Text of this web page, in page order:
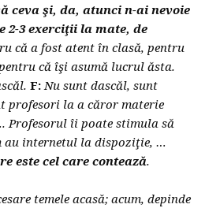
ceva şi, da, atunci n-ai nevoie
2-3 exerciţii la mate, de
că a fost atent în clasă, pentru
că îşi asumă lucrul ăsta.
F:Nu sunt dascăl, sunt
profesori la a căror materie
Profesorul îi poate stimula să
au internetul la dispoziţie, …
este cel care contează.
temele acasă; acum, depinde